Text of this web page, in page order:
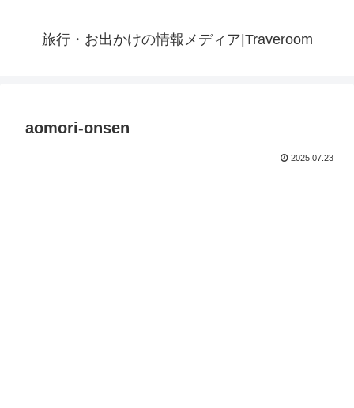
旅行・お出かけの情報メディア|Traveroom
aomori-onsen
2025.07.23